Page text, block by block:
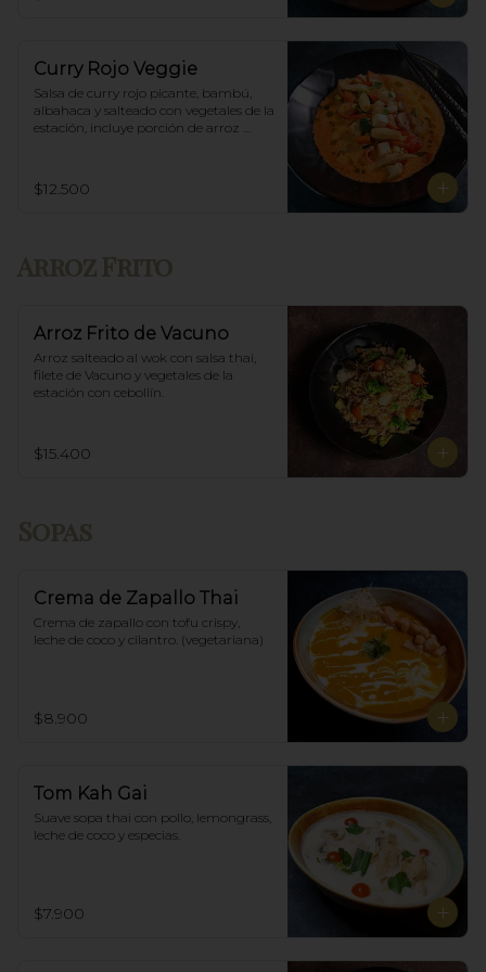
Curry Rojo Veggie
Salsa de curry rojo picante, bambú,
albahaca y salteado con vegetales de la
estación, incluye porción de arroz
$12.500
Arroz Frito
Arroz Frito de Vacuno
Arroz salteado al wok con salsa thai,
filete de Vacuno y vegetales de la
estación con cebollín.
$15.400
Crema de Zapallo Thai
Crema de zapallo con tofu crispy,
leche de coco y cilantro. (vegetariana)
$8.900
Tom Kah Gai
Suave sopa thai con pollo, lemongrass,
leche de coco y especias.
$7.900